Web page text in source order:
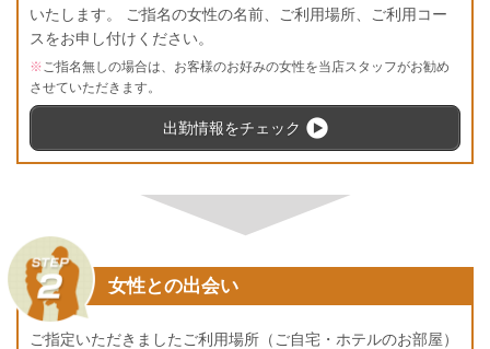
いたします。 ご指名の女性の名前、ご利用場所、ご利用コー
スをお申し付けください。
※ご指名無しの場合は、お客様のお好みの女性を当店スタッフがお勧め
させていただきます。
出勤情報をチェック
女性との出会い
ご指定いただきましたご利用場所（ご自宅・ホテルのお部屋）